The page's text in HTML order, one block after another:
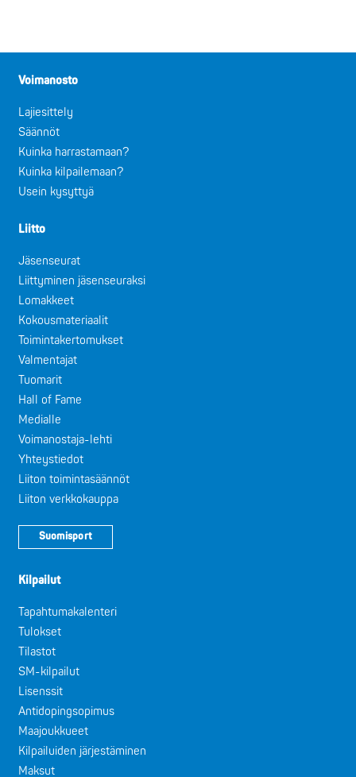
Voimanosto
Lajiesittely
Säännöt
Kuinka harrastamaan?
Kuinka kilpailemaan?
Usein kysyttyä
Liitto
Jäsenseurat
Liittyminen jäsenseuraksi
Lomakkeet
Kokousmateriaalit
Toimintakertomukset
Valmentajat
Tuomarit
Hall of Fame
Medialle
Voimanostaja-lehti
Yhteystiedot
Liiton toimintasäännöt
Liiton verkkokauppa
Suomisport
Kilpailut
Tapahtumakalenteri
Tulokset
Tilastot
SM-kilpailut
Lisenssit
Antidopingsopimus
Maajoukkueet
Kilpailuiden järjestäminen
Maksut